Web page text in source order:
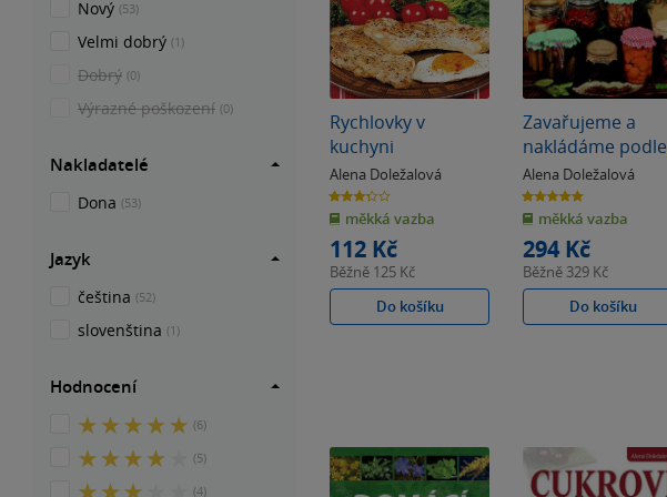
Rychlovky v
kuchyni
Alena Doležalová
3.3
z
5
hvězdiček
měkká vazba
112 Kč
Běžně 125 Kč
Do košíku
Zavařujeme a
nakládáme podle
vyzkoušených
receptů
Alena Doležalová
5.0
z
5
hvězdiček
měkká vazba
294 Kč
Běžně 329 Kč
Do košíku
Nový (53)
Velmi dobrý (1)
Dobrý (0)
Výrazné poškození (0)
Nakladatelé
Dona (53)
Jazyk
čeština (52)
slovenština (1)
Hodnocení
5
5
hvězdiček
(6)
4
(5)
3
(4)